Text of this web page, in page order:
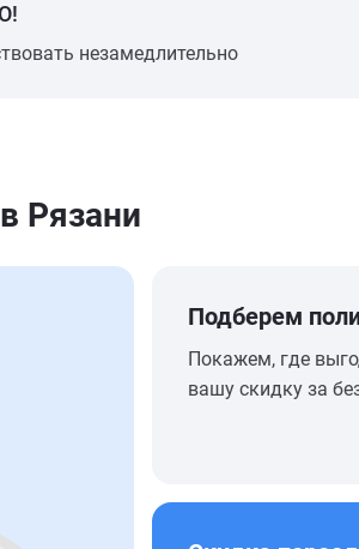
незамедлительно
Рязани
Подберем
Покажем, где
вашу скидку за